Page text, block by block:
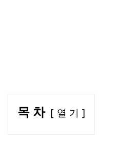
목 차 열 기